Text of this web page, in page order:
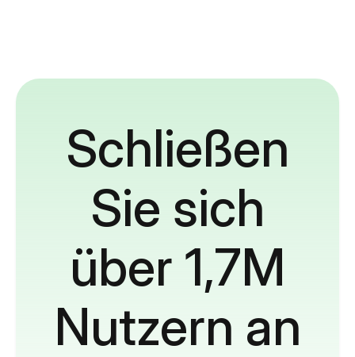
Schließen
Sie sich
über 1,7M
Nutzern an